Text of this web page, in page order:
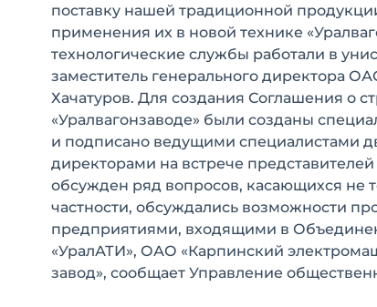
поставку нашей традиционной
применения их в новой технике
технологические службы работали в
заместитель генерального директора
Хачатуров. Для создания Соглашения о
«Уралвагонзаводе» были созданы
и подписано ведущими специалистами
директорами на встрече
обсужден ряд вопросов, касающихся не
частности, обсуждались возможности
предприятиями, входящими в
«УралАТИ», ОАО «Карпинский
завод», сообщает Управление